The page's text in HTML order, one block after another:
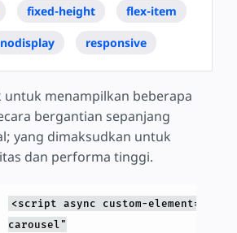
fixed-height flex-item
nodisplay responsive
untuk menampilkan beberapa
bergantian sepanjang
yang dimaksudkan untuk
dan performa tinggi.
<script async custom-element="amp-
carousel"